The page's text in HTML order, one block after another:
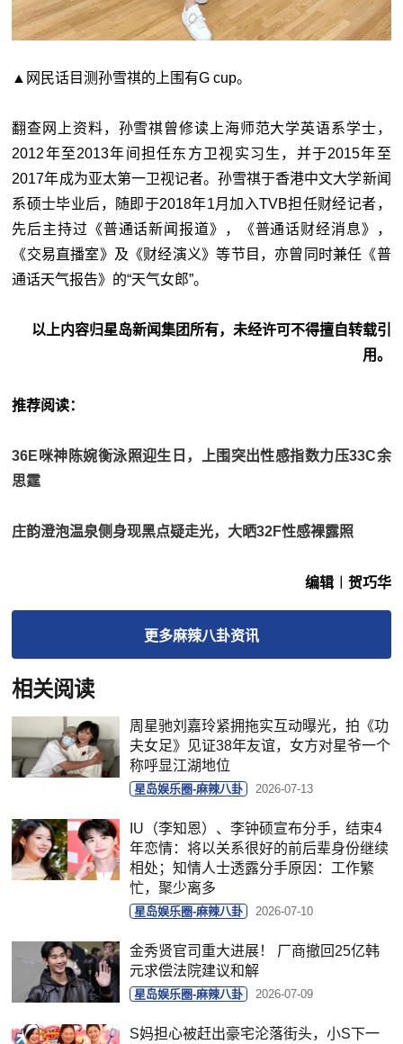
▲网民话目测孙雪祺的上围有G cup。
翻查网上资料，孙雪祺曾修读上海师范大学英语系学士，
2012年至2013年间担任东方卫视实习生，并于2015年至
2017年成为亚太第一卫视记者。孙雪祺于香港中文大学新闻
系硕士毕业后，随即于2018年1月加入TVB担任财经记者，
先后主持过《普通话新闻报道》，《普通话财经消息》，
《交易直播室》及《财经演义》等节目，亦曾同时兼任《普
通话天气报告》的“天气女郎”。
以上内容归星岛新闻集团所有，未经许可不得擅自转载引
用。
推荐阅读：
36E咪神陈婉衡泳照迎生日，上围突出性感指数力压33C余
思霆
庄韵澄泡温泉侧身现黑点疑走光，大晒32F性感裸露照
编辑︱贺巧华
更多麻辣八卦资讯
相关阅读
周星驰刘嘉玲紧拥拖实互动曝光，拍《功
夫女足》见证38年友谊，女方对星爷一个
称呼显江湖地位
星岛娱乐圈-麻辣八卦 2026-07-13
IU（李知恩）、李钟硕宣布分手，结束4
年恋情：将以关系很好的前后辈身份继续
相处；知情人士透露分手原因：工作繁
忙，聚少离多
星岛娱乐圈-麻辣八卦 2026-07-10
金秀贤官司重大进展！ 厂商撤回25亿韩
元求偿法院建议和解
星岛娱乐圈-麻辣八卦 2026-07-09
S妈担心被赶出豪宅沦落街头，小S下一